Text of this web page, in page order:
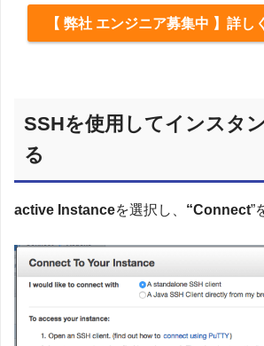
【 弊社 エンジニア募集中 】詳し
SSHを使用してインスタ
る
active Instanceを選択し、 “Connect”